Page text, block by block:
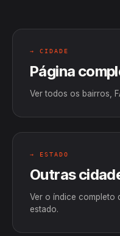
→ CIDADE
Página
Ver todos os bairros,
→ ESTADO
Outras
Ver o índice completo
estado.